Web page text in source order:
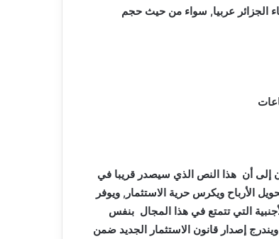
الجزائر عربيا, سواء من حيث حجم
إلى أن هذا النص الذي سيصدر قريبا في
الأرباح ويكرس حرية الاستثمار, ويوفر
التي تتمتع في هذا المجال بنفس
إصدار قانون الاستثمار الجديد ضمن